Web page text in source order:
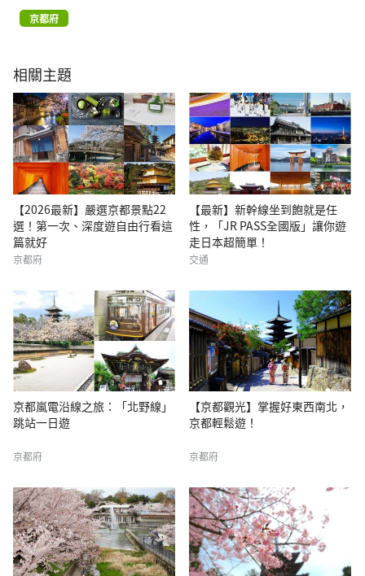
京都府
相關主題
【2026最新】嚴選京都景點22
選！第一次、深度遊自由行看這
篇就好
京都府
【最新】新幹線坐到飽就是任
性，「JR PASS全國版」讓你遊
走日本超簡單！
交通
京都嵐電沿線之旅：「北野線」
跳站一日遊
京都府
【京都觀光】掌握好東西南北，
京都輕鬆遊！
京都府